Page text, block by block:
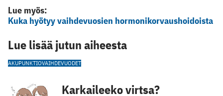
Lue myös:
Kuka hyötyy vaihdevuosien hormonikorvaushoidoista
Lue lisää jutun aiheesta
AKUPUNKTIOVAIHDEVUODET
Karkaileeko virtsa?